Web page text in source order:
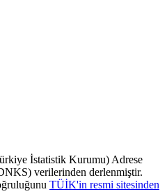
İstatistik Kurumu) Adrese
verilerinden derlenmiştir.
TÜİK'in resmi sitesinden